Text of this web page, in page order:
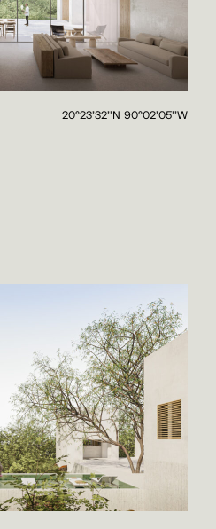
20°23'32''N 90°02'05''W